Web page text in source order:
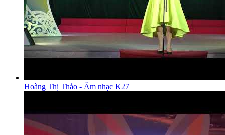
Hoàng Thị Thảo - Âm nhạc K27